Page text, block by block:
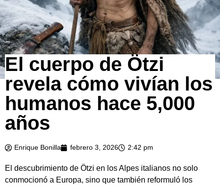
El cuerpo de Ötzi
revela cómo vivían los
humanos hace 5,000
años
Enrique Bonilla febrero 3, 2026 2:42 pm
El descubrimiento de Ötzi en los Alpes italianos no solo
conmocionó a Europa, sino que también reformuló los